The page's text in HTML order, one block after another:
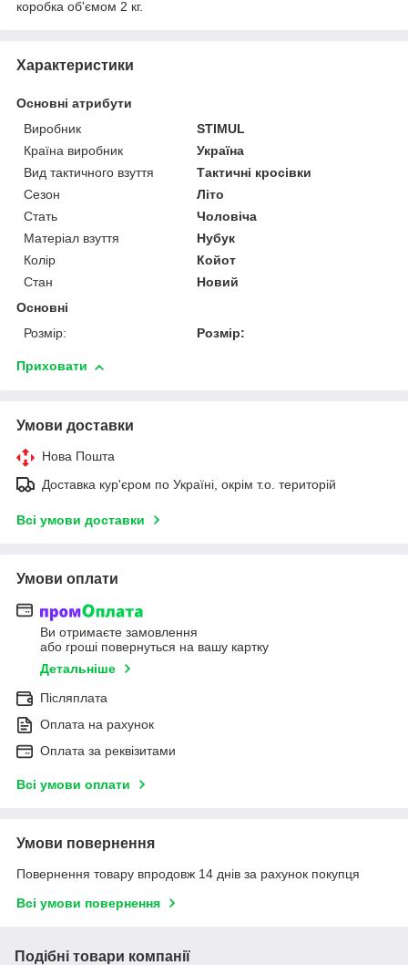
коробка об'ємом 2 кг.
Характеристики
Основні атрибути
Виробник
STIMUL
Країна виробник
Україна
Вид тактичного взуття
Тактичні кросівки
Сезон
Літо
Стать
Чоловіча
Матеріал взуття
Нубук
Колір
Койот
Стан
Новий
Основні
Розмір:
Розмір:
Приховати
Умови доставки
Нова Пошта
Доставка кур'єром по Україні, окрім т.о. територій
Всі умови доставки
Умови оплати
Ви отримаєте замовлення
або гроші повернуться на вашу картку
Детальніше
Післяплата
Оплата на рахунок
Оплата за реквізитами
Всі умови оплати
Умови повернення
Повернення товару впродовж 14 днів за рахунок покупця
Всі умови повернення
Подібні товари компанії